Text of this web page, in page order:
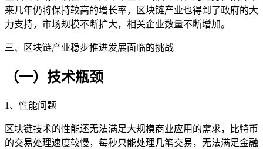
来几年仍将保持较高的增长率，区块链产业也得到了政府的大
力支持，市场规模不断扩大，相关企业数量不断增加。
三、区块链产业稳步推进发展面临的挑战
（一）技术瓶颈
1、性能问题
区块链技术的性能还无法满足大规模商业应用的需求，比特币
的交易处理速度较慢，每秒只能处理几笔交易，无法满足金融